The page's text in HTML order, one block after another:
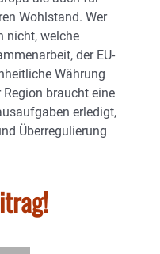
Wohlstand. Wer
nicht, welche
der EU-
Währung
braucht eine
erledigt,
Überregulierung